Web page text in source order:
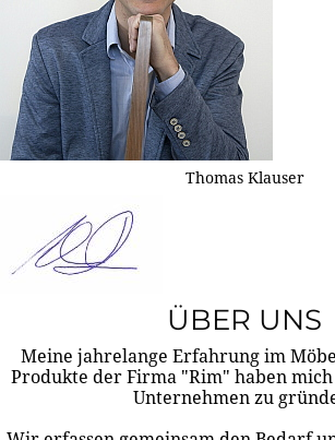
Thomas Klauser
ÜBER UNS
Meine jahrelange Erfahrung im
Produkte der Firma "Rim" haben
Unternehmen zu